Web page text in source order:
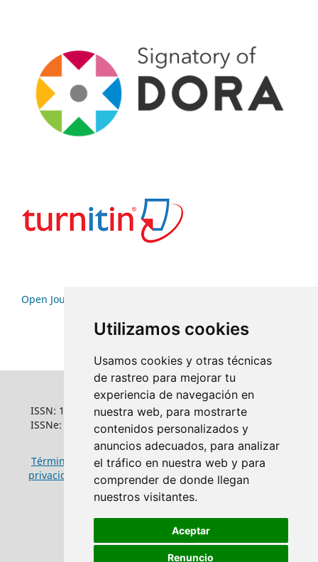
Utilizamos cookies
Usamos cookies y otras técnicas
de rastreo para mejorar tu
experiencia de navegación en
nuestra web, para mostrarte
contenidos personalizados y
anuncios adecuados, para analizar
el tráfico en nuestra web y para
comprender de donde llegan
nuestros visitantes.
Aceptar
Renuncio
Open Journal Systems
ISSN: 1022-6508
ISSNe: 1681-5653
Términos y condiciones de uso|Política de
privacidad
Política de cookies